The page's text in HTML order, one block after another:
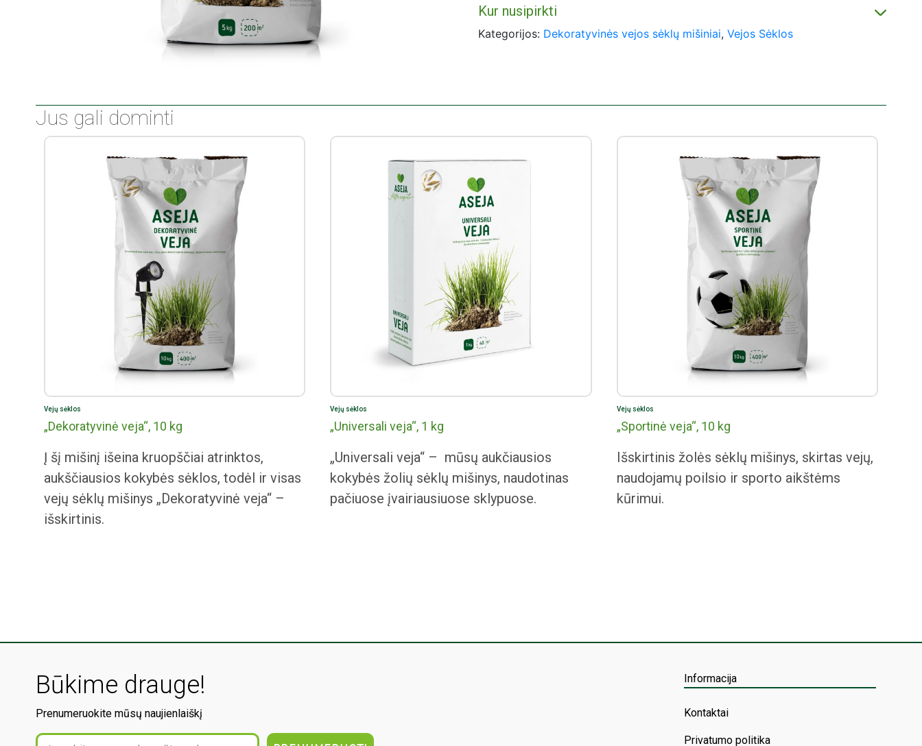
Kur nusipirkti
ASEJA sėklų įsigykite prekybos centruose visoje Lietuvoje:
Prekybos centrai „Bikuva“;
Prekybos centrai „Čia Market“;
Prekybos centrai „Moki Veži“;
Prekybos centrai „Tau“;
Kategorijos: Dekoratyvinės vejos sėklų mišiniai, Vejos Sėklos
Jus gali dominti
Vejų sėklos
„Dekoratyvinė veja“, 10 kg
Į šį mišinį išeina kruopščiai atrinktos,
aukščiausios kokybės sėklos, todėl ir visas
vejų sėklų mišinys „Dekoratyvinė veja“ –
išskirtinis.
Vejų sėklos
„Universali veja“, 1 kg
„Universali veja“ – mūsų aukčiausios
kokybės žolių sėklų mišinys, naudotinas
pačiuose įvairiausiuose sklypuose.
Vejų sėklos
„Sportinė veja“, 10 kg
Išskirtinis žolės sėklų mišinys, skirtas vejų,
naudojamų poilsio ir sporto aikštėms
kūrimui.
Būkime drauge!
Prenumeruokite mūsų naujienlaiškį
Informacija
Kontaktai
Privatumo politika